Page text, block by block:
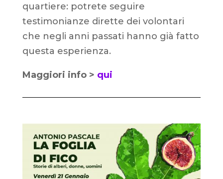
quartiere: potrete seguire
testimonianze dirette dei volontari
che negli anni passati hanno già fatto
questa esperienza.
Maggiori info > qui